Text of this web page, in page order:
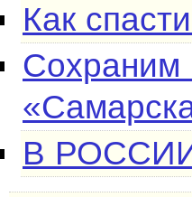
Как
Сохраним
В